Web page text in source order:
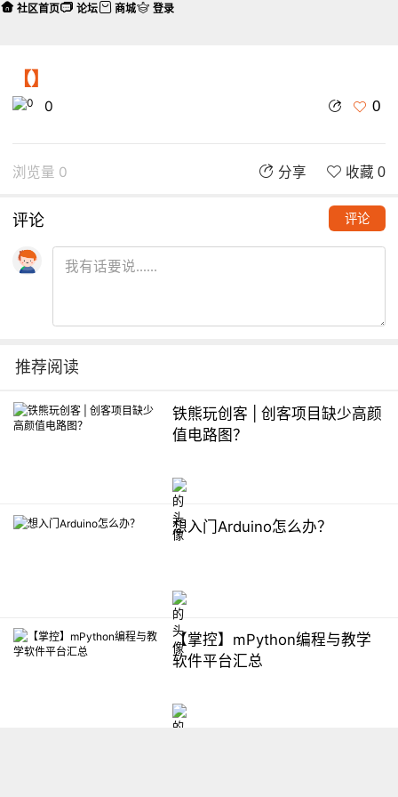
【】
0 0
浏览量 0 分享 收藏 0
评论 评论
推荐阅读
铁熊玩创客 | 创客项目缺少高颜
值电路图？
想入门Arduino怎么办？
【掌控】mPython编程与教学
软件平台汇总
社区首页 论坛 商城 登录